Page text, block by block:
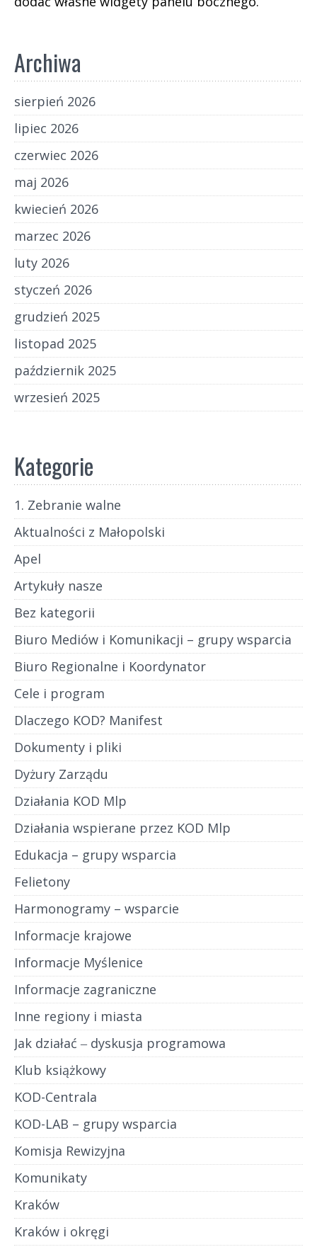
Archiwa
sierpień 2026
lipiec 2026
czerwiec 2026
maj 2026
kwiecień 2026
marzec 2026
luty 2026
styczeń 2026
grudzień 2025
listopad 2025
październik 2025
wrzesień 2025
Kategorie
1. Zebranie walne
Aktualności z Małopolski
Apel
Artykuły nasze
Bez kategorii
Biuro Mediów i Komunikacji – grupy wsparcia
Biuro Regionalne i Koordynator
Cele i program
Dlaczego KOD? Manifest
Dokumenty i pliki
Dyżury Zarządu
Działania KOD Mlp
Działania wspierane przez KOD Mlp
Edukacja – grupy wsparcia
Felietony
Harmonogramy – wsparcie
Informacje krajowe
Informacje Myślenice
Informacje zagraniczne
Inne regiony i miasta
Jak działać ‒ dyskusja programowa
Klub książkowy
KOD-Centrala
KOD-LAB – grupy wsparcia
Komisja Rewizyjna
Komunikaty
Kraków
Kraków i okręgi